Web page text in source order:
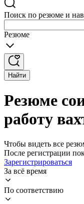
Поиск по резюме и
Резюме
Найти
Резюме
работу
Чтобы видеть все
После регистрации
Зарегистрироваться
За всё время
По соответствию